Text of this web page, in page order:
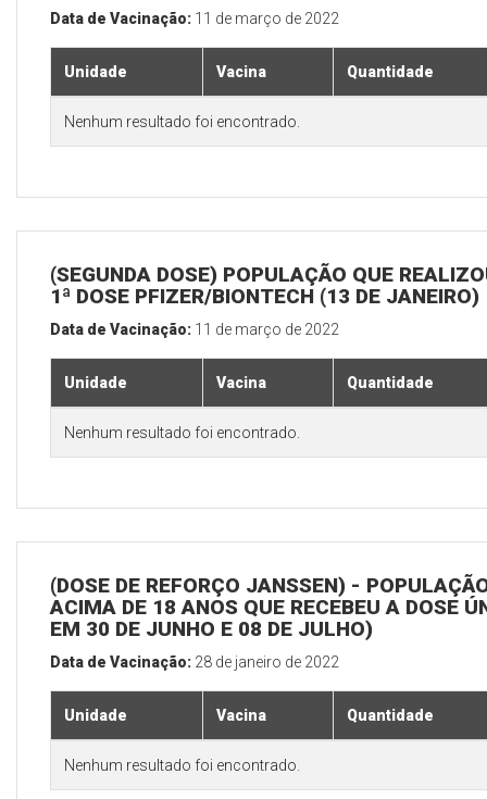
Data de Vacinação: 11 de março de 2022
Unidade Vacina Quantidade
Nenhum resultado foi encontrado.
(SEGUNDA DOSE) POPULAÇÃO QUE
1ª DOSE PFIZER/BIONTECH (13 DE JANEIRO)
Data de Vacinação: 11 de março de 2022
Unidade Vacina Quantidade
Nenhum resultado foi encontrado.
(DOSE DE REFORÇO JANSSEN) -
ACIMA DE 18 ANOS QUE RECEBEU A DOSE
EM 30 DE JUNHO E 08 DE JULHO)
Data de Vacinação: 28 de janeiro de 2022
Unidade Vacina Quantidade
Nenhum resultado foi encontrado.